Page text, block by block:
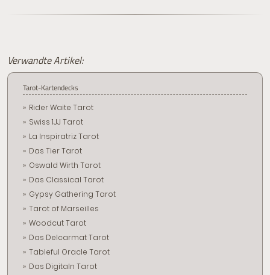
Verwandte Artikel:
Tarot-Kartendecks
Rider Waite Tarot
Swiss 1JJ Tarot
La Inspiratriz Tarot
Das Tier Tarot
Oswald Wirth Tarot
Das Classical Tarot
Gypsy Gathering Tarot
Tarot of Marseilles
Woodcut Tarot
Das Delcarmat Tarot
Tableful Oracle Tarot
Das Digitaln Tarot